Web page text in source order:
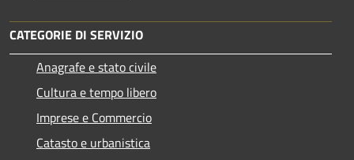
CATEGORIE DI SERVIZIO
Anagrafe e stato civile
Cultura e tempo libero
Imprese e Commercio
Catasto e urbanistica